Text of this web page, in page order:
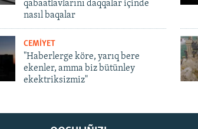
qabaatlavlarını daqqalar içinde
nasıl baqalar
CEMİYET
"Haberlerge köre, yarıq bere
ekenler, amma biz bütünley
ekektriksizmiz"